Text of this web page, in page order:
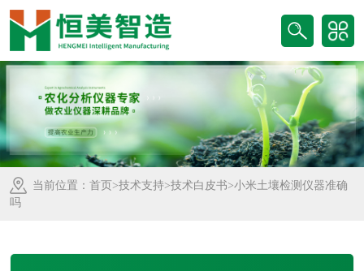
当前位置： 首页 >技术支持>技术白皮书>小米土壤检测仪器准确
吗